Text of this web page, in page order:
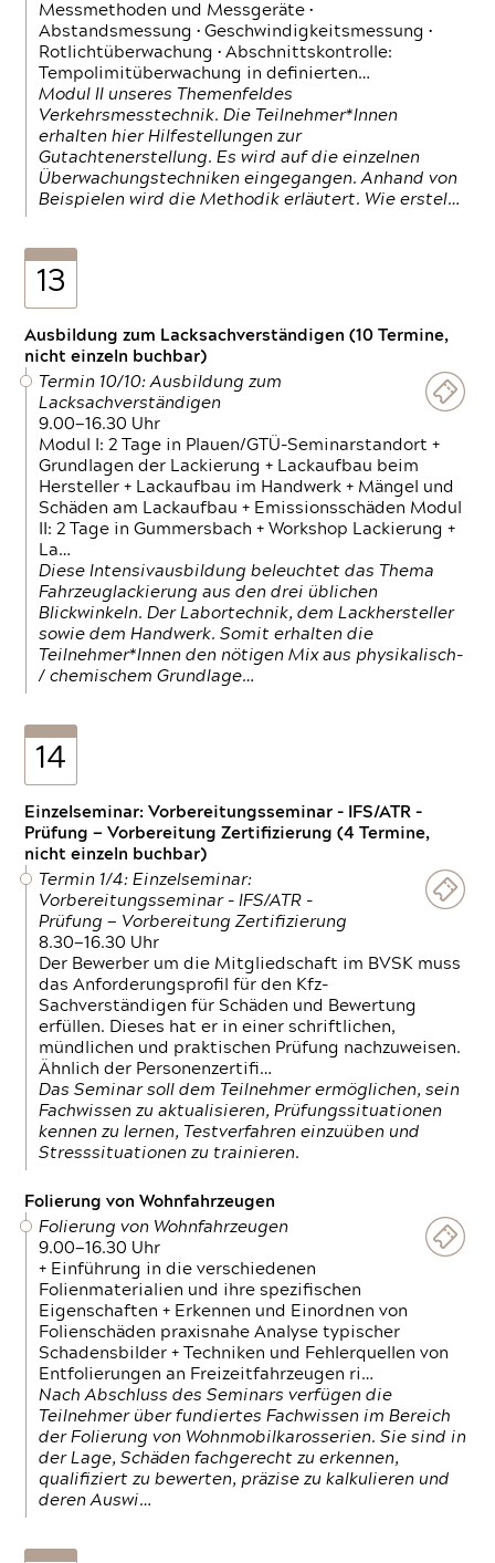
Messmethoden und Messgeräte •
Abstandsmessung • Geschwindigkeitsmessung •
Rotlichtüberwachung • Abschnittskontrolle:
Tempolimitüberwachung in definierten…
Modul II unseres Themenfeldes
Verkehrsmesstechnik. Die Teilnehmer*Innen
erhalten hier Hilfestellungen zur
Gutachtenerstellung. Es wird auf die einzelnen
Überwachungstechniken eingegangen. Anhand von
Beispielen wird die Methodik erläutert. Wie erstel…
13
Ausbildung zum Lacksachverständigen (10 Termine,
nicht einzeln buchbar)
Termin 10/10: Ausbildung zum
Lacksachverständigen
9.00—16.30 Uhr
Modul I: 2 Tage in Plauen/GTÜ-Seminarstandort +
Grundlagen der Lackierung + Lackaufbau beim
Hersteller + Lackaufbau im Handwerk + Mängel und
Schäden am Lackaufbau + Emissionsschäden Modul
II: 2 Tage in Gummersbach + Workshop Lackierung +
La…
Diese Intensivausbildung beleuchtet das Thema
Fahrzeuglackierung aus den drei üblichen
Blickwinkeln. Der Labortechnik, dem Lackhersteller
sowie dem Handwerk. Somit erhalten die
Teilnehmer*Innen den nötigen Mix aus physikalisch-
/ chemischem Grundlage…
14
Einzelseminar: Vorbereitungsseminar - IFS/ATR -
Prüfung — Vorbereitung Zertifizierung (4 Termine,
nicht einzeln buchbar)
Termin 1/4: Einzelseminar:
Vorbereitungsseminar - IFS/ATR -
Prüfung — Vorbereitung Zertifizierung
8.30—16.30 Uhr
Der Bewerber um die Mitgliedschaft im BVSK muss
das Anforderungsprofil für den Kfz-
Sachverständigen für Schäden und Bewertung
erfüllen. Dieses hat er in einer schriftlichen,
mündlichen und praktischen Prüfung nachzuweisen.
Ähnlich der Personenzertifi…
Das Seminar soll dem Teilnehmer ermöglichen, sein
Fachwissen zu aktualisieren, Prüfungssituationen
kennen zu lernen, Testverfahren einzuüben und
Stresssituationen zu trainieren.
Folierung von Wohnfahrzeugen
Folierung von Wohnfahrzeugen
9.00—16.30 Uhr
+ Einführung in die verschiedenen
Folienmaterialien und ihre spezifischen
Eigenschaften + Erkennen und Einordnen von
Folienschäden praxisnahe Analyse typischer
Schadensbilder + Techniken und Fehlerquellen von
Entfolierungen an Freizeitfahrzeugen ri…
Nach Abschluss des Seminars verfügen die
Teilnehmer über fundiertes Fachwissen im Bereich
der Folierung von Wohnmobilkarosserien. Sie sind in
der Lage, Schäden fachgerecht zu erkennen,
qualifiziert zu bewerten, präzise zu kalkulieren und
deren Auswi…